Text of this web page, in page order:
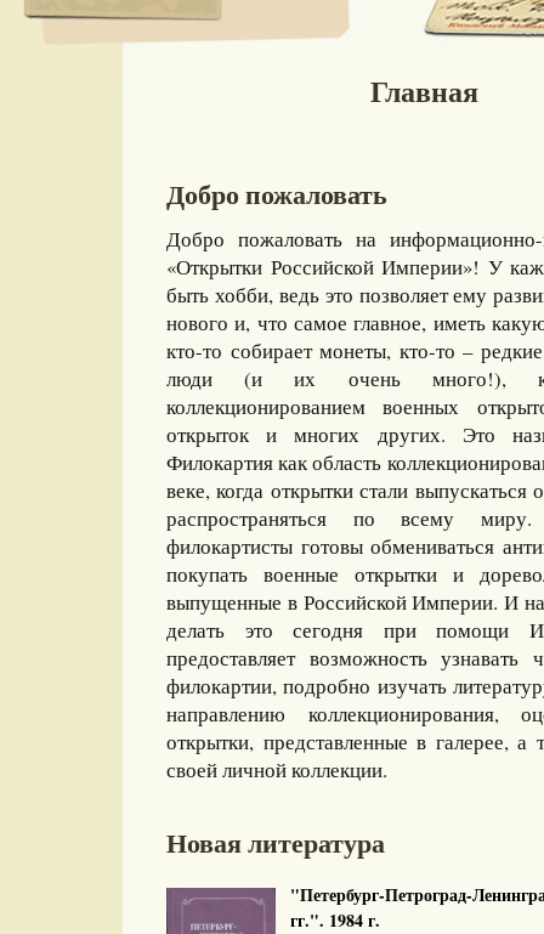
Главная
Добро пожаловать
Добро пожаловать на информационно-
«Открытки Российской Империи»! У
быть хобби, ведь это позволяет ему
нового и, что самое главное, иметь
кто-то собирает монеты, кто-то –
люди (и их очень много!),
коллекционированием военных
открыток и многих других. Это
Филокартия как область
веке, когда открытки стали
распространяться по всему
филокартисты готовы обмениваться
покупать военные открытки и
выпущенные в Российской Империи. И
делать это сегодня при помощи
предоставляет возможность
филокартии, подробно изучать
направлению коллекционирования,
открытки, представленные в галерее, а
своей личной коллекции.
Новая литература
"Петербург-Петроград-
гг.". 1984 г.